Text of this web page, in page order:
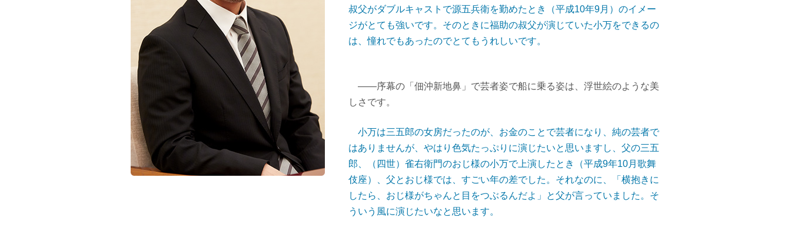
叔父がダブルキャストで源五兵衛を勤めたとき（平成10年9月）のイメー
ジがとても強いです。そのときに福助の叔父が演じていた小万をできるの
は、憧れでもあったのでとてもうれしいです。
――序幕の「佃沖新地鼻」で芸者姿で船に乗る姿は、浮世絵のような美
しさです。
小万は三五郎の女房だったのが、お金のことで芸者になり、純の芸者で
はありませんが、やはり色気たっぷりに演じたいと思いますし、父の三五
郎、（四世）雀右衛門のおじ様の小万で上演したとき（平成9年10月歌舞
伎座）、父とおじ様では、すごい年の差でした。それなのに、「横抱きに
したら、おじ様がちゃんと目をつぶるんだよ」と父が言っていました。そ
ういう風に演じたいなと思います。